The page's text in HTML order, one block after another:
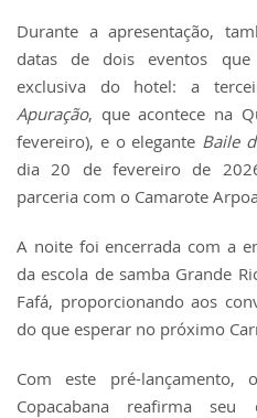
Durante a apresentação,
datas de dois eventos que
exclusiva do hotel: a
Apuração, que acontece na
fevereiro), e o elegante Baile
dia 20 de fevereiro de
parceria com o Camarote
A noite foi encerrada com a
da escola de samba Grande
Fafá, proporcionando aos
do que esperar no próximo
Com este pré-lançamento,
Copacabana reafirma seu